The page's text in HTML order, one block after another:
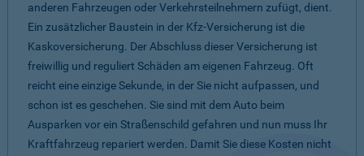
anderen Fahrzeugen oder Verkehrsteilnehmern zufügt, dient.
Ein zusätzlicher Baustein in der Kfz-Versicherung ist die
Kaskoversicherung. Der Abschluss dieser Versicherung ist
freiwillig und reguliert Schäden am eigenen Fahrzeug. Oft
reicht eine einzige Sekunde, in der Sie nicht aufpassen, und
schon ist es geschehen. Sie sind mit dem Auto beim
Ausparken vor ein Straßenschild gefahren und nun muss Ihr
Kraftfahrzeug repariert werden. Damit Sie diese Kosten nicht